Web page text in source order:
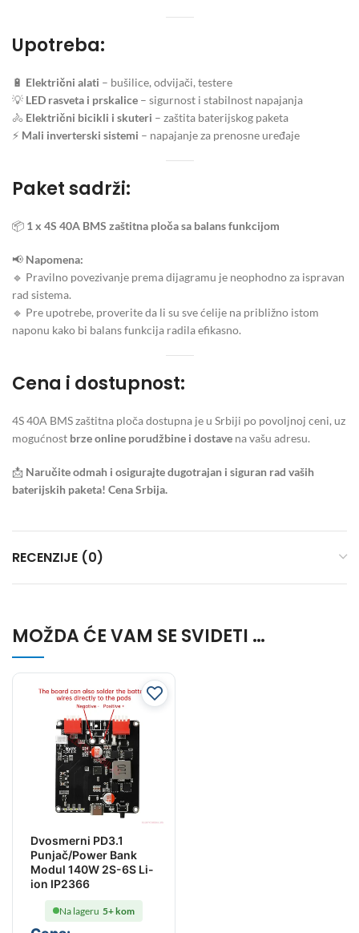
Upotreba:
🔋 Električni alati – bušilice, odvijači, testere
💡 LED rasveta i prskalice – sigurnost i stabilnost napajanja
🚴 Električni bicikli i skuteri – zaštita baterijskog paketa
⚡ Mali inverterski sistemi – napajanje za prenosne uređaje
Paket sadrži:
📦 1 x 4S 40A BMS zaštitna ploča sa balans funkcijom
📢 Napomena:
🔹 Pravilno povezivanje prema dijagramu je neophodno za ispravan
rad sistema.
🔹 Pre upotrebe, proverite da li su sve ćelije na približno istom
naponu kako bi balans funkcija radila efikasno.
Cena i dostupnost:
4S 40A BMS zaštitna ploča dostupna je u Srbiji po povoljnoj ceni, uz
mogućnost brze online porudžbine i dostave na vašu adresu.
📩 Naručite odmah i osigurajte dugotrajan i siguran rad vaših
baterijskih paketa! Cena Srbija.
RECENZIJE (0)
MOŽDA ĆE VAM SE SVIDETI …
Dvosmerni PD3.1
Punjač/Power Bank
Modul 140W 2S-6S Li-
ion IP2366
Na lageru 5+ kom